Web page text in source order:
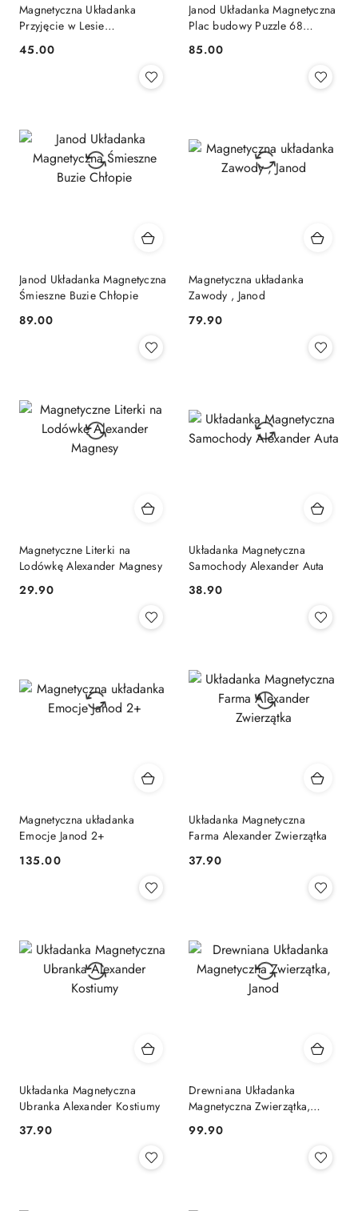
Magnetyczna Układanka
Przyjęcie w Lesie
J05455
Cena:
45.00
Janod Układanka Magnetyczna
Plac budowy Puzzle 68
Cena:
85.00
Janod Układanka Magnetyczna
Śmieszne Buzie Chłopie
Cena:
89.00
Magnetyczna układanka
Zawody , Janod
Cena:
79.90
Magnetyczne Literki na
Lodówkę Alexander Magnesy
Cena:
29.90
Układanka Magnetyczna
Samochody Alexander Auta
Cena:
38.90
Magnetyczna układanka
Emocje Janod 2+
Cena:
135.00
Układanka Magnetyczna
Farma Alexander Zwierzątka
Cena:
37.90
Układanka Magnetyczna
Ubranka Alexander Kostiumy
Cena:
37.90
Drewniana Układanka
Magnetyczna Zwierzątka,
Cena:
99.90